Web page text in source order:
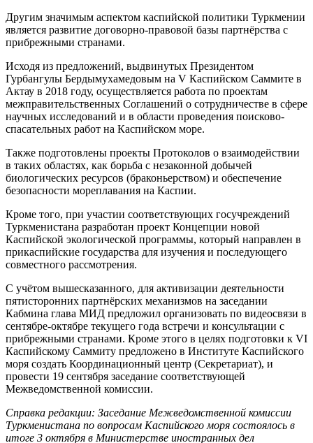
Другим значимым аспектом каспийской политики Туркмении
является развитие договорно-правовой базы партнёрства с
прибрежными странами.
Исходя из предложений, выдвинутых Президентом
Гурбангулы Бердымухамедовым на V Каспийском Саммите в
Актау в 2018 году, осуществляется работа по проектам
межправительственных Соглашений о сотрудничестве в сфере
научных исследований и в области проведения поисково-
спасательных работ на Каспийском море.
Также подготовлены проекты Протоколов о взаимодействии
в таких областях, как борьба с незаконной добычей
биологических ресурсов (браконьерством) и обеспечение
безопасности мореплавания на Каспии.
Кроме того, при участии соответствующих госучреждений
Туркменистана разработан проект Концепции новой
Каспийской экологической программы, который направлен в
прикаспийские государства для изучения и последующего
совместного рассмотрения.
С учётом вышесказанного, для активизации деятельности
пятисторонних партнёрских механизмов на заседании
Кабмина глава МИД предложил организовать по видеосвязи в
сентябре-октябре текущего года встречи и консультации с
прибрежными странами. Кроме этого в целях подготовки к VI
Каспийскому Саммиту предложено в Институте Каспийского
моря создать Координационный центр (Секретариат), и
провести 19 сентября заседание соответствующей
Межведомственной комиссии.
Справка редакции: Заседание Межведомственной комиссии
Туркменистана по вопросам Каспийского моря состоялось в
итоге 3 октября в Министерстве иностранных дел